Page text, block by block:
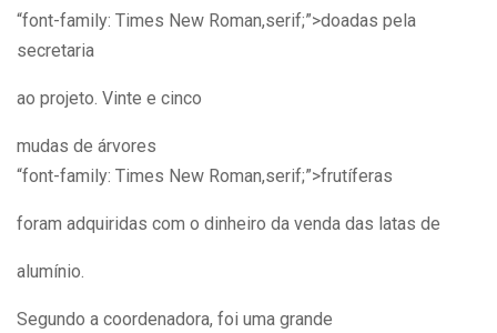
“font-family: Times New Roman,serif;”>doadas pela
secretaria
ao projeto. Vinte e cinco
mudas de árvores
“font-family: Times New Roman,serif;”>frutíferas
foram adquiridas com o dinheiro da venda das latas de
alumínio.
Segundo a coordenadora, foi uma grande